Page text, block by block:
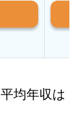
均年収は